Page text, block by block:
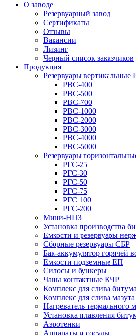
О заводе
Резервуарный завод
Сертификаты
Отзывы
Вакансии
Лизинг
Черный список заказчиков
Продукция
Резервуары вертикальные
РВС-400
РВС-500
РВС-700
РВС-1000
РВС-2000
РВС-3000
РВС-4000
РВС-5000
Резервуары
РГС-25
РГС-30
РГС-50
РГС-75
РГС-100
РГС-200
Мини-НПЗ
Установка производства
Емкости и резервуары
Сборные резервуары СБР
Бак-аккумулятор горячей
Емкости подземные ЕП
Силосы и бункеры
Чаны контактные КЧР
Комплекс для слива
Комплекс для слива
Нагреватель термального
Установка плавления
Аэротенки
Аппараты и сосуды